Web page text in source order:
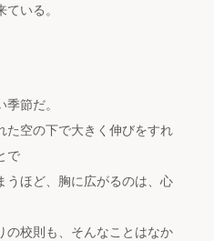
いる。
節だ。
た空の下で大きく伸びをすれ
で
うほど、胸に広がるのは、心
の校則も、そんなことはなか